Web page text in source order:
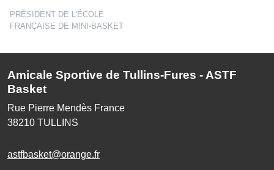
PRÉSIDENT DE L'ÉCOLE
FRANÇAISE DE MINI-BASKET
Amicale Sportive de Tullins-Fures - ASTF
Basket
Rue Pierre Mendès France
38210 TULLINS
astfbasket@orange.fr